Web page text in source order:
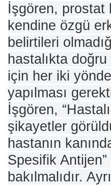
İşgören, prostat
kendine özgü
belirtileri
hastalıkta
için her iki
yapılması
İşgören,
şikayetler
hastanın
Spesifik
bakılmalıdır.